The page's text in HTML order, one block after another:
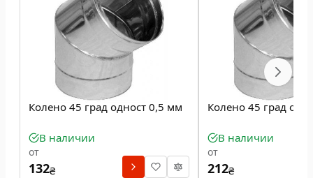
Колено 45 град одност 0,5 мм
В наличии
от
132₴
Колено 45 град
В наличии
от
212₴